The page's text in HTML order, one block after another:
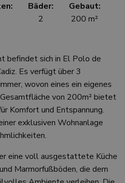
Bäder:
2
Gebaut:
200 m²
befindet sich in El Polo de
Es verfügt über 3
wovon eines ein eigenes
von 200m² bietet
Komfort und Entspannung.
exklusiven Wohnanlage
eine voll ausgestattete Küche
Marmorfußböden, die dem